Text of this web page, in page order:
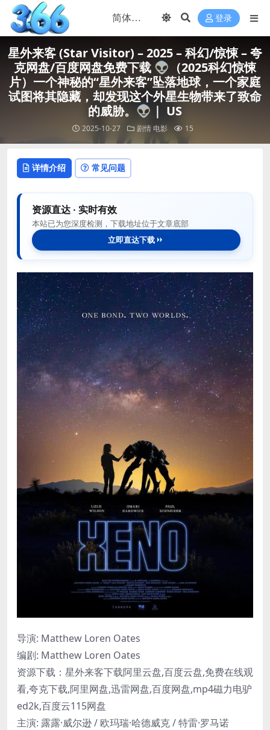
登录
星外来客 (Star Visitor) – 2025 – 科幻/惊悚 – 夸
克网盘/百度网盘免费下载 👽（2025科幻惊悚
片）一个神秘的“星外来客”坠落地球，一个家庭
试图将其隐藏，却发现这个外星生物带来了致命
的威胁。👽｜ US
2025-10-27 剧情 电影 15
详情介绍 常见问题
资源直达 · 实时有效
本站已为您深度检测，下载地址位于文章底部
立即直达下载
导演: Matthew Loren Oates
编剧: Matthew Loren Oates
资源下载：星外来客下载阿里云盘,百度云盘,免费在线观
看,夸克下载,阿里网盘,迅雷网盘,百度网盘,mp4磁力电驴
ed2k,百度云115网盘
主演: 露露·威尔逊 / 欧玛瑞·哈德威克 / 特雷·罗马诺